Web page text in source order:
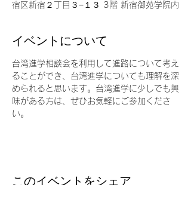
宿区新宿２丁目３−１３ 3階 新宿御苑学院内
イベントについて
台湾進学相談会を利用して進路について考え
ることができ、台湾進学についても理解を深
められると思います。台湾進学に少しでも興
味がある方は、ぜひお気軽にご参加くださ
い。
このイベントをシェア